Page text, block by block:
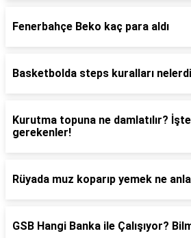
Fenerbahçe Beko kaç para aldı
Basketbolda steps kuralları
Kurutma topuna ne damlatılır?
gerekenler!
Rüyada muz koparıp yemek ne
GSB Hangi Banka ile Çalışıyor?